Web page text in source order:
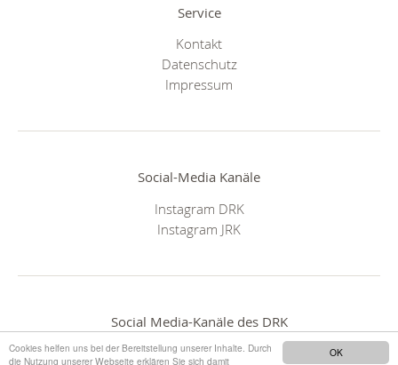
OK
Cookies helfen uns bei der Bereitstellung unserer Inhalte. Durch
die Nutzung unserer Webseite erklären Sie sich damit
Service
Kontakt
Datenschutz
Impressum
Social-Media Kanäle
Instagram DRK
Instagram JRK
Social Media-Kanäle des DRK